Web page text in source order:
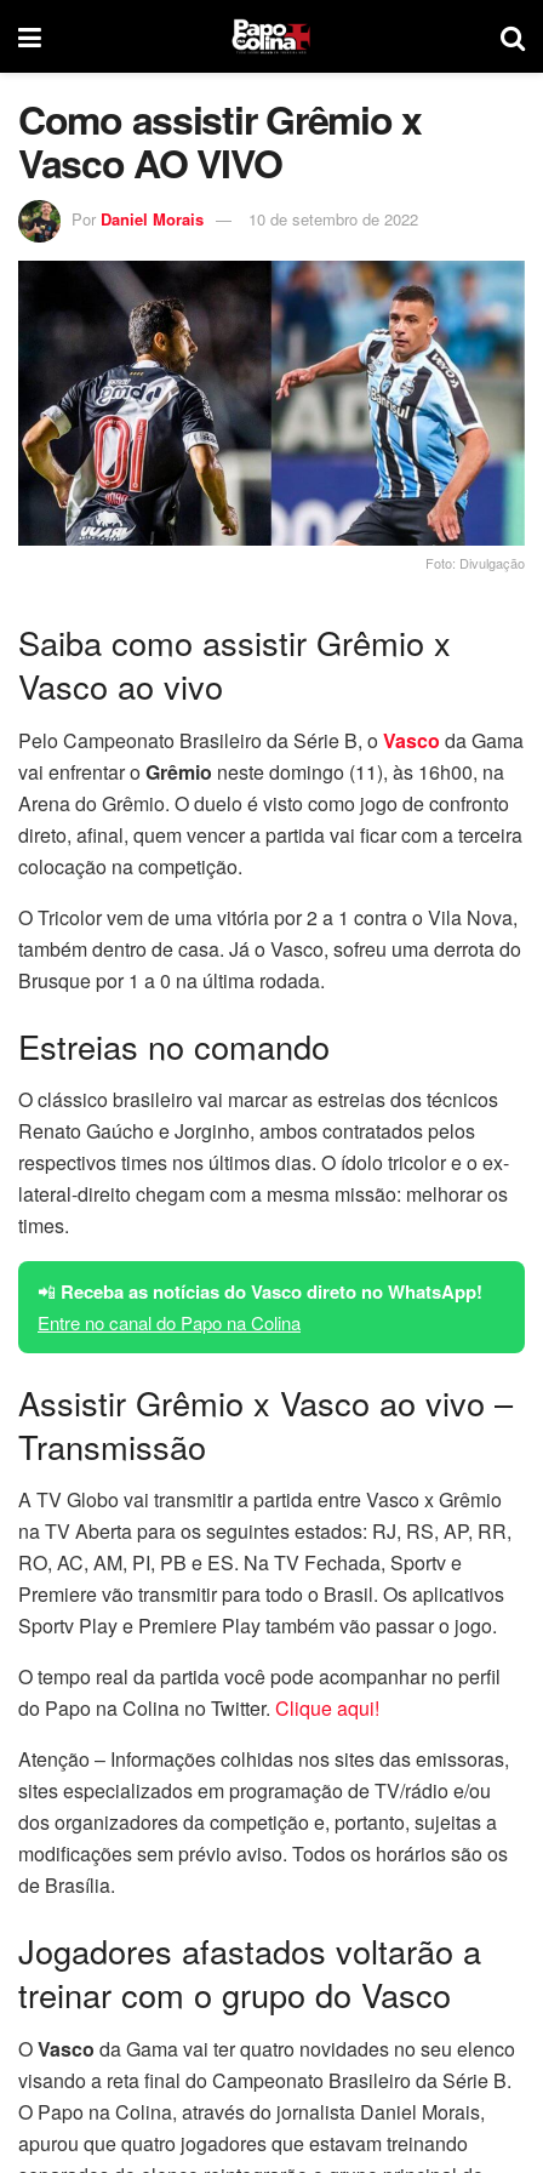
Como assistir Grêmio x
Vasco AO VIVO
Por Daniel Morais 10 de setembro de 2022
Foto: Divulgação
Saiba como assistir Grêmio x
Vasco ao vivo
Pelo Campeonato Brasileiro da Série B, oVasco da Gama
vai enfrentar oGrêmio neste domingo (11), às 16h00, na
Arena do Grêmio. O duelo é visto como jogo de confronto
direto, afinal, quem vencer a partida vai ficar com a terceira
colocação na competição.
O Tricolor vem de uma vitória por 2 a 1 contra o Vila Nova,
também dentro de casa. Já o Vasco, sofreu uma derrota do
Brusque por 1 a 0 na última rodada.
Estreias no comando
O clássico brasileiro vai marcar as estreias dos técnicos
Renato Gaúcho e Jorginho, ambos contratados pelos
respectivos times nos últimos dias. O ídolo tricolor e o ex-
lateral-direito chegam com a mesma missão: melhorar os
times.
📲 Receba as notícias do Vasco direto no WhatsApp!
Entre no canal do Papo na Colina
Assistir Grêmio x Vasco ao vivo –
Transmissão
A TV Globo vai transmitir a partida entre Vasco x Grêmio
na TV Aberta para os seguintes estados: RJ, RS, AP, RR,
RO, AC, AM, PI, PB e ES. Na TV Fechada, Sportv e
Premiere vão transmitir para todo o Brasil. Os aplicativos
Sportv Play e Premiere Play também vão passar o jogo.
O tempo real da partida você pode acompanhar no perfil
do Papo na Colina no Twitter. Clique aqui!
Atenção – Informações colhidas nos sites das emissoras,
sites especializados em programação de TV/rádio e/ou
dos organizadores da competição e, portanto, sujeitas a
modificações sem prévio aviso. Todos os horários são os
de Brasília.
Jogadores afastados voltarão a
treinar com o grupo do Vasco
OVasco da Gama vai ter quatro novidades no seu elenco
visando a reta final do Campeonato Brasileiro da Série B.
O Papo na Colina, através do jornalista Daniel Morais,
apurou que quatro jogadores que estavam treinando